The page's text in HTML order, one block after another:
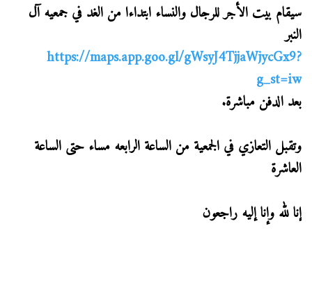
سيقام بيت الأجر للرجال والنساء ابتداءا من الغد في جمعيه آل
النبر
https://maps.app.goo.gl/gWsyJ4TjjaWjycGx9?
g_st=iw
بعد الدفن مباشرة.
وتقبل التعازي في الجمعية من الساعة الرابعه مساء حتى الساعة
العاشرة
إنا لله وإنا إليه راجعون